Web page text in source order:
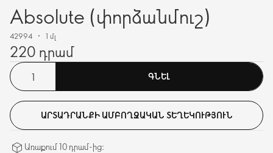
Absolute (փորձանմուշ)
42994 1 մլ
220 դրամ
ԳՆԵԼ
ԱՐՏԱԴՐԱՆՔԻ ԱՄԲՈՂՋԱԿԱՆ ՏԵՂԵԿՈՒԹՅՈՒՆ
Առաքում 10 դրամ-ից։